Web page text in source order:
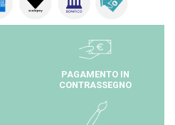
PAGAMENTO IN
CONTRASSEGNO